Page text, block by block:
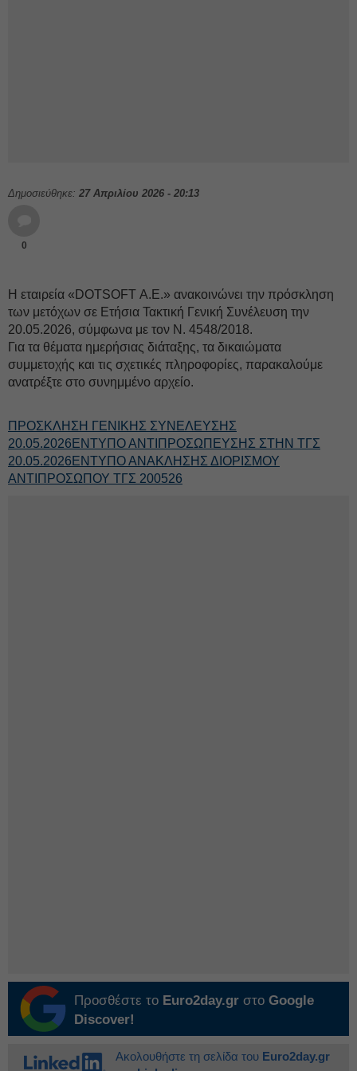
Δημοσιεύθηκε: 27 Απριλίου 2026 - 20:13
0
Η εταιρεία «DOTSOFT Α.Ε.» ανακοινώνει την πρόσκληση
των μετόχων σε Ετήσια Τακτική Γενική Συνέλευση την
20.05.2026, σύμφωνα με τον Ν. 4548/2018.
Για τα θέματα ημερήσιας διάταξης, τα δικαιώματα
συμμετοχής και τις σχετικές πληροφορίες, παρακαλούμε
ανατρέξτε στο συνημμένο αρχείο.
ΠΡΟΣΚΛΗΣΗ ΓΕΝΙΚΗΣ ΣΥΝΕΛΕΥΣΗΣ
20.05.2026 ΕΝΤΥΠΟ ΑΝΤΙΠΡΟΣΩΠΕΥΣΗΣ ΣΤΗΝ ΤΓΣ
20.05.2026 ΕΝΤΥΠΟ ΑΝΑΚΛΗΣΗΣ ΔΙΟΡΙΣΜΟΥ
ΑΝΤΙΠΡΟΣΩΠΟΥ ΤΓΣ 200526
Προσθέστε το Euro2day.gr στο Google
Discover!
Ακολουθήστε τη σελίδα του Euro2day.gr